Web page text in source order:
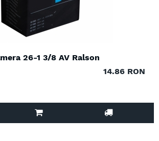
26-1 3/8 AV Ralson
14.86 RON